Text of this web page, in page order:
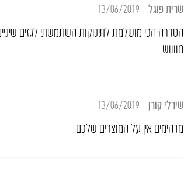
שרית פוגל–
13/06/2019
הסדרה הכי מושלמת לתינוקות השתמשתי לגזים
מווווש
שירלי קורן –
13/06/2019
מדהימים אין על המוצרים שלכם